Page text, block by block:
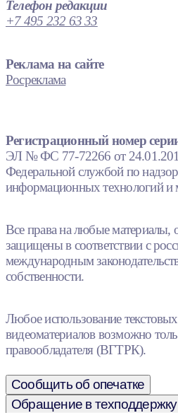
Телефон редакции
+7 495 232 63 33
Реклама на сайте
Росреклама
Регистрационный номер
ЭЛ № ФС 77-72266 от
Федеральной службой по
информационных технологий и
Все права на любые материалы,
защищены в соответствии с
международным
собственности.
Любое использование
видеоматериалов возможно
правообладателя (ВГТРК).
Сообщить об опечатке
Обращение в техподдержку